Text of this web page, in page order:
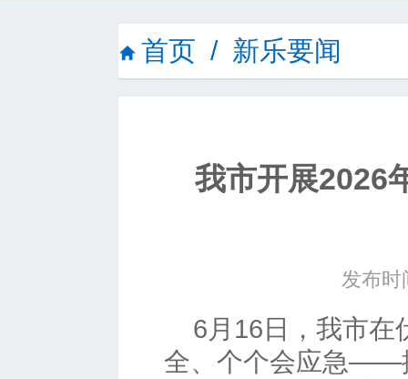
首页 / 新乐要闻
我市开展2026
发布时
6月16日，我市在
全、个个会应急——